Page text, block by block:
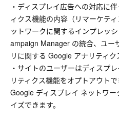
・ディスプレイ広告への対応に
ィクス機能の内容（リマーケテ
ットワークに関するインプレッ
ampaign Manager の統合、ユー
リに関する Google アナリティク
・サイトのユーザーはディスプ
リティクス機能をオプトアウト
Google ディスプレイ ネットワ
イズできます。